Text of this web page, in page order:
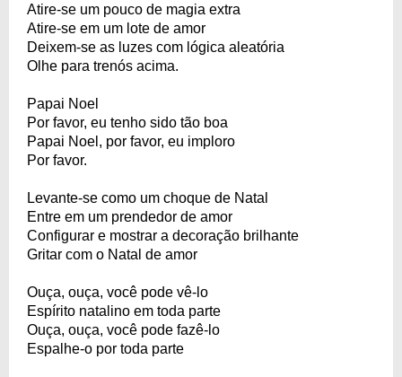
Atire-se um pouco de magia extra
Atire-se em um lote de amor
Deixem-se as luzes com lógica aleatória
Olhe para trenós acima.
Papai Noel
Por favor, eu tenho sido tão boa
Papai Noel, por favor, eu imploro
Por favor.
Levante-se como um choque de Natal
Entre em um prendedor de amor
Configurar e mostrar a decoração brilhante
Gritar com o Natal de amor
Ouça, ouça, você pode vê-lo
Espírito natalino em toda parte
Ouça, ouça, você pode fazê-lo
Espalhe-o por toda parte